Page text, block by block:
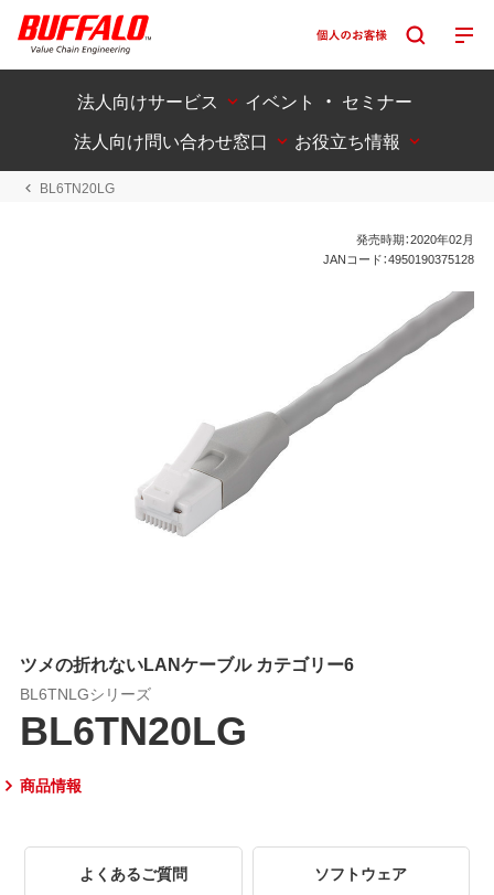
法人向けサービス
イベント ・ セミナー
法人向け問い合わせ窓口
お役立ち情報
BL6TN20LG
発売時期：2020年02月
JANコード：4950190375128
ツメの折れないLANケーブル カテゴリー6
BL6TNLGシリーズ
BL6TN20LG
商品情報
よくあるご質問 ソフトウェア